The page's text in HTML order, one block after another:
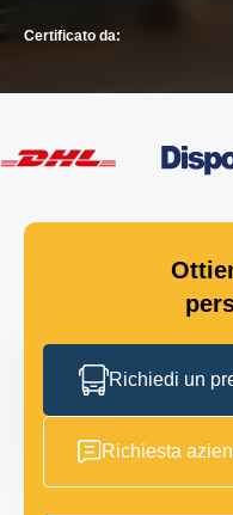
Certificato da:
Richiedi un
Richiesta